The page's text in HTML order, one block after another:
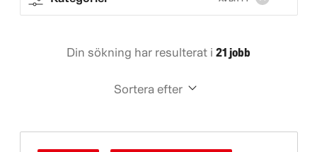
Din sökning har resulterat i 21 jobb
Sortera efter